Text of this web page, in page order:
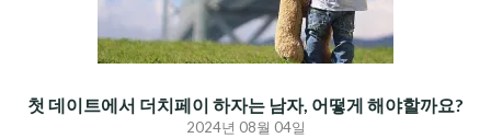
첫 데이트에서 더치페이 하자는 남자, 어떻게 해야할까요?
2024년 08월 04일